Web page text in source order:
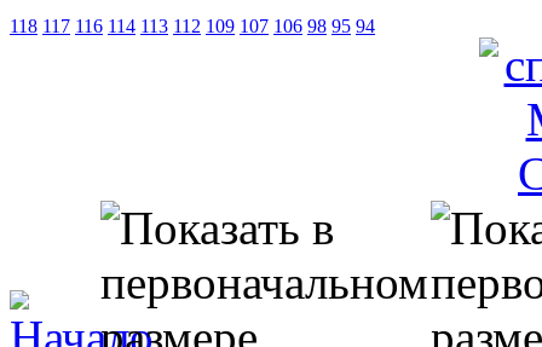
118 117 116 114 113 112 109 107 106 98 95 94